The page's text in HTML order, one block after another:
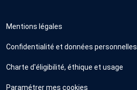
Mentions légales
Confidentialité et données personnelles
Charte d'éligibilité, éthique et usage
Paramétrer mes cookies